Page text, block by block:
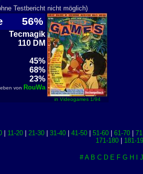
Testbericht nicht möglich)
56%
Tecmagik
110 DM
45%
68%
23%
von RouWa
in Videogames 1/94
11-20 21-30 31-40 41-50 51-60 61-70
171-180| 181-
# A B C D E F G H J